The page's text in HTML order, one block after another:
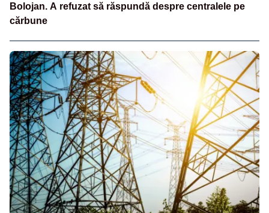
Bolojan. A refuzat să răspundă despre centralele pe
cărbune